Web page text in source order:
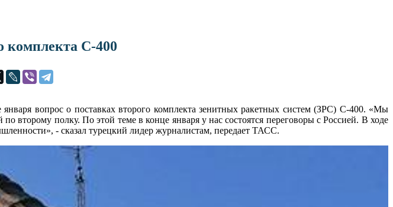
комплекта С-400
вопрос о поставках второго комплекта зенитных ракетных систем (ЗРС) С-400. «Мы
второму полку. По этой теме в конце января у нас состоятся переговоры с Россией. В ходе
- сказал турецкий лидер журналистам, передает ТАСС.